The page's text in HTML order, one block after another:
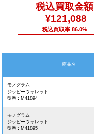
税込買取金額
¥121,088
税込買取率 86.0%
商品名
モノグラム
ジッピーウォレット
型番：M41894
モノグラム
ジッピーウォレット
型番：M41895